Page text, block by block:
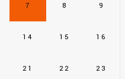
7 8 9
14 15 16
21 22 23